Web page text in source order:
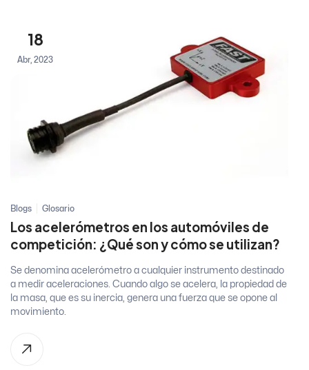
18
Abr, 2023
Blogs Glosario
Los acelerómetros en los automóviles de
competición: ¿Qué son y cómo se utilizan?
Se denomina acelerómetro a cualquier instrumento destinado
a medir aceleraciones. Cuando algo se acelera, la propiedad de
la masa, que es su inercia, genera una fuerza que se opone al
movimiento.